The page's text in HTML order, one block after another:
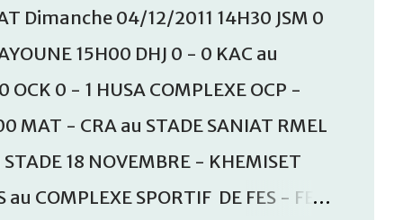
Dimanche 04/12/2011 14H30 JSM 0
15H00 DHJ 0 - 0 KAC au
OCK 0 - 1 HUSA COMPLEXE OCP -
MAT - CRA au STADE SANIAT RMEL
18 NOVEMBRE - KHEMISET
COMPLEXE SPORTIF DE FES - FES